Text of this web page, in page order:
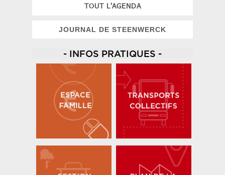
TOUT L'AGENDA
JOURNAL DE STEENWERCK
- INFOS PRATIQUES -